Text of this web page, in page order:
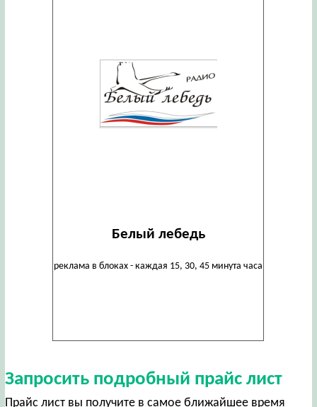
Белый лебедь
реклама в блоках - каждая 15, 30, 45 минута часа
Запросить подробный прайс лист
Прайс лист вы получите в самое ближайшее время